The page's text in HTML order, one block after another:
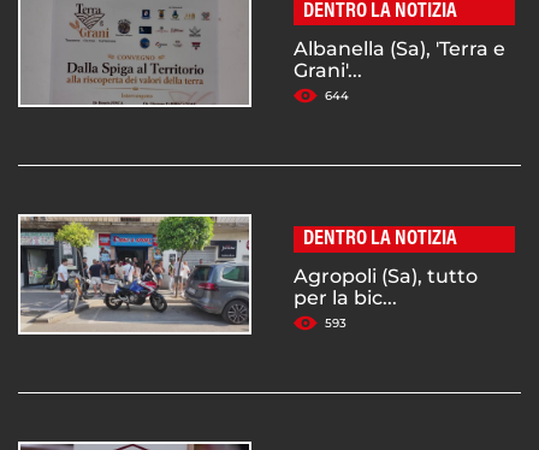
DENTRO LA NOTIZIA
Albanella (Sa), 'Terra e
Grani'...
644
DENTRO LA NOTIZIA
Agropoli (Sa), tutto
per la bic...
593